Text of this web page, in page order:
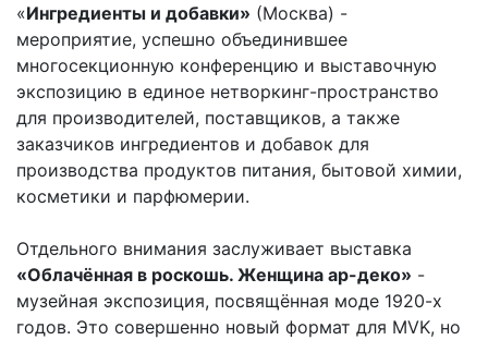
«Ингредиенты и добавки» (Москва) -
мероприятие, успешно объединившее
многосекционную конференцию и выставочную
экспозицию в единое нетворкинг-пространство
для производителей, поставщиков, а также
заказчиков ингредиентов и добавок для
производства продуктов питания, бытовой химии,
косметики и парфюмерии.
Отдельного внимания заслуживает выставка
«Облачённая в роскошь. Женщина ар-деко» -
музейная экспозиция, посвящённая моде 1920-х
годов. Это совершенно новый формат для MVK, но